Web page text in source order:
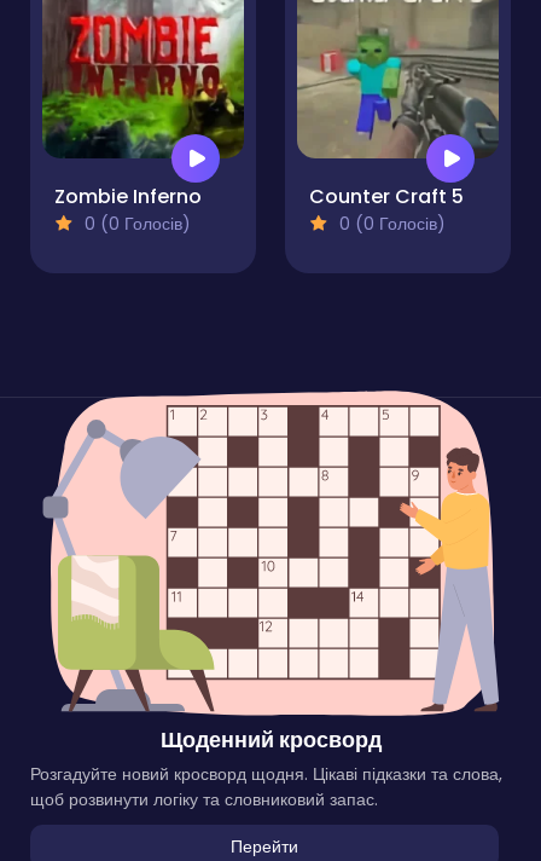
Zombie Inferno
0 (0 Голосів)
Counter Craft 5
0 (0 Голосів)
Щоденний кросворд
Розгадуйте новий кросворд щодня. Цікаві підказки та слова,
щоб розвинути логіку та словниковий запас.
Перейти